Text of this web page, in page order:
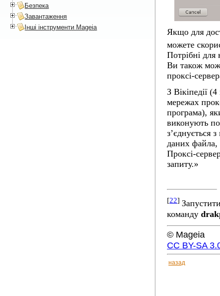
Якщо для
можете
Потрібні для
Ви також
проксі-
З Вікіпедії
мережах
програма),
виконують
з’єднується
даних файла,
Проксі-
запиту.»
[22]
команду
© Mageia
CC BY-SA
назад
Безпека
Завантаження
Інші інструменти Mageia